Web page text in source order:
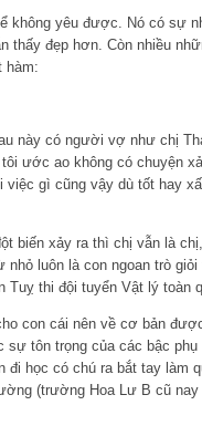
không yêu được. Nó có sự
thấy đẹp hơn. Còn nhiều
hàm:
này có người vợ như chị
ước ao không có chuyện
gì cũng vậy dù tốt hay
biến xảy ra thì chị vẫn là
luôn là con ngoan trò
thi đội tuyển Vật lý toàn
con cái nên về cơ bản
tôn trọng của các bậc
học có chú ra bắt tay làm
(trường Hoa Lư B cũ